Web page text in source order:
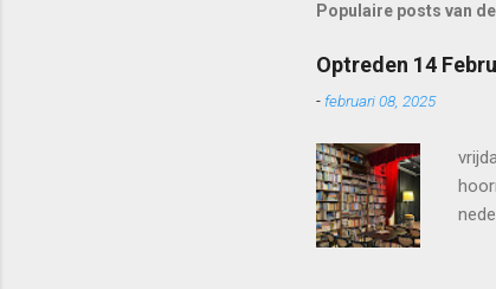
Populaire posts van
Optreden 14
- februari 08, 2025